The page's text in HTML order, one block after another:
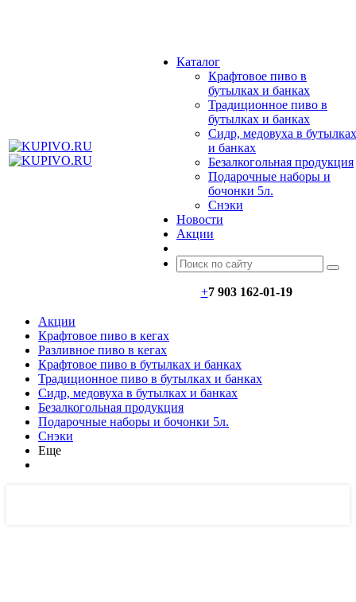
Каталог
Крафтовое пиво в
бутылках и банках
Традиционное пиво в
бутылках и банках
Сидр, медовуха в бутылках
и банках
Безалкогольная продукция
Подарочные наборы и
бочонки 5л.
Снэки
Новости
Акции
+7 903 162-01-19
Акции
Крафтовое пиво в кегах
Разливное пиво в кегах
Крафтовое пиво в бутылках и банках
Традиционное пиво в бутылках и банках
Сидр, медовуха в бутылках и банках
Безалкогольная продукция
Подарочные наборы и бочонки 5л.
Снэки
Еще